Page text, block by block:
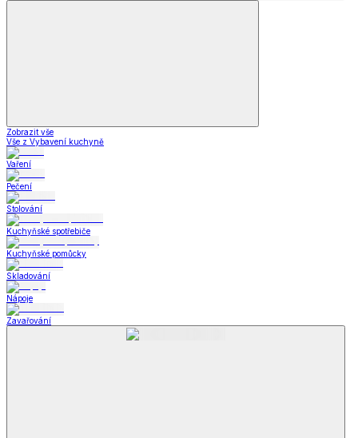
Zobrazit vše
Vše z Vybavení kuchyně
Vaření
Pečení
Stolování
Kuchyňské spotřebiče
Kuchyňské pomůcky
Skladování
Nápoje
Zavařování